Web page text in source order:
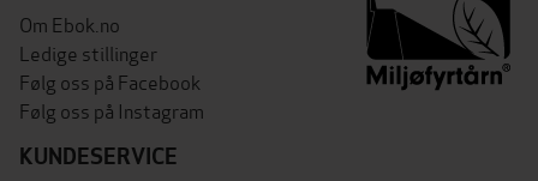
Om Ebok.no
Ledige stillinger
Følg oss på Facebook
Følg oss på Instagram
KUNDESERVICE